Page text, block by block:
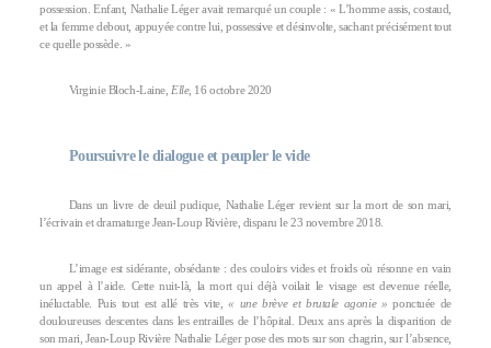
possession. Enfant, Nathalie Léger avait remarqué un couple : « L’homme assis, costaud,
et la femme debout, appuyée contre lui, possessive et désinvolte, sachant précisément tout
ce quelle possède. »
Virginie Bloch-Laine, Elle, 16 octobre 2020
Poursuivre le dialogue et peupler le vide
Dans un livre de deuil pudique, Nathalie Léger revient sur la mort de son mari,
l’écrivain et dramaturge Jean-Loup Rivière, disparu le 23 novembre 2018.
L’image est sidérante, obsédante : des couloirs vides et froids où résonne en vain
un appel à l’aide. Cette nuit-là, la mort qui déjà voilait le visage est devenue réelle,
inéluctable. Puis tout est allé très vite,« une brève et brutale agonie » ponctuée de
douloureuses descentes dans les entrailles de l’hôpital. Deux ans après la disparition de
son mari, Jean-Loup Rivière Nathalie Léger pose des mots sur son chagrin, sur l’absence,